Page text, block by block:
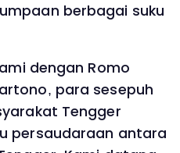
berbagai suku
dengan Romo
para sesepuh
Tengger
persaudaraan antara